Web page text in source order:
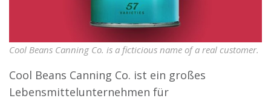
Cool Beans Canning Co. is a ficticious name of a real customer.
Cool Beans Canning Co. ist ein großes
Lebensmittelunternehmen für